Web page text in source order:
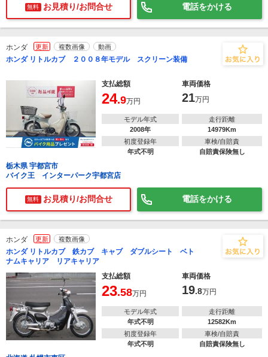
無料 お見積り/お問合せ 電話をかける
ホンダ 更新 複数画像 動画
ホンダ リトルカブ ２００８年モデル スクリーン装備
支払総額 車両価格
24.9万円 21万円
モデル年式
2008年
走行距離
14979Km
初度登録年
年式不明
車検/自賠責
自賠責保険無し
栃木県 宇都宮市
バイク王 インターパーク宇都宮店
無料 お見積り/お問合せ 電話をかける
ホンダ 更新 複数画像
ホンダ リトルカブ 鉄カブ キャブ ダブルシート ベト
ナムキャリア リアキャリア
支払総額
車両価格
23.58万円 19.8万円
モデル年式
年式不明
走行距離
12582Km
初度登録年
年式不明
車検/自賠責
自賠責保険無し